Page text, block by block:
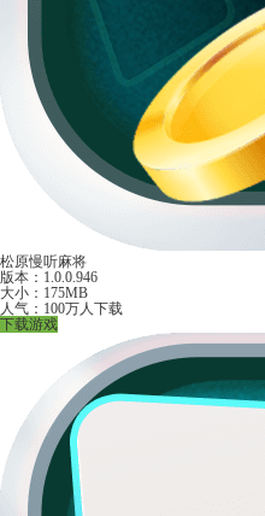
松原慢听麻将
版本：1.0.0.946
大小：175MB
人气：100万人下载
下载游戏